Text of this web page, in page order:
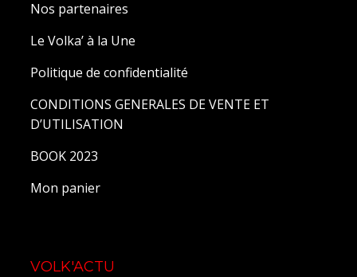
Nos partenaires
Le Volka’ à la Une
Politique de confidentialité
CONDITIONS GENERALES DE VENTE ET
D’UTILISATION
BOOK 2023
Mon panier
VOLK'ACTU